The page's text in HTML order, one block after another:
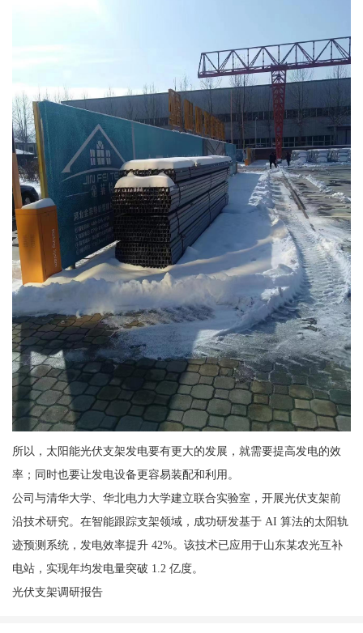
所以，太阳能光伏支架发电要有更大的发展，就需要提高发电的效
率；同时也要让发电设备更容易装配和利用。
公司与清华大学、华北电力大学建立联合实验室，开展光伏支架前
沿技术研究。在智能跟踪支架领域，成功研发基于 AI 算法的太阳轨
迹预测系统，发电效率提升 42%。该技术已应用于山东某农光互补
电站，实现年均发电量突破 1.2 亿度。
光伏支架调研报告